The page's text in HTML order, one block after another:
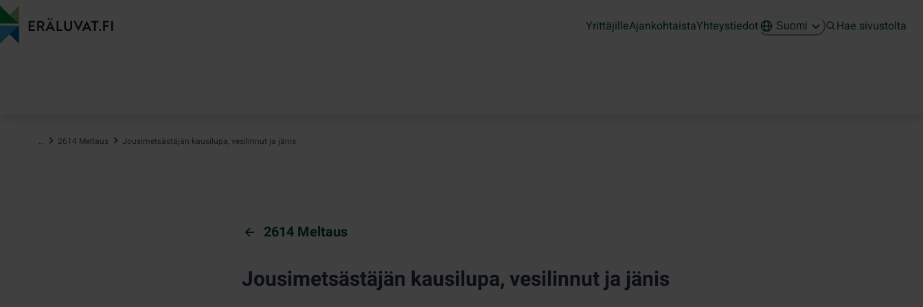
Hyppää
sisältöön
YrittäjilleAjankohtaistaYhteystiedot Suomi Hae sivustolta
… 2614 Meltaus Jousimetsästäjän kausilupa, vesilinnut ja jänis
2614 Meltaus
Jousimetsästäjän kausilupa, vesilinnut ja jänis